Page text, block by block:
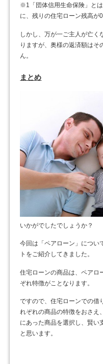
※1「団体信用生命保険」と
に、残りの住宅ローン残高が
しかし、万が一ご主人が亡く
りますが、奥様の返済額はそ
ん。
まとめ
いかがでしたでしょうか？
今回は「ペアローン」につい
トをご紹介してきました。
住宅ローンの商品は、ペアロ
ぞれ特徴がことなります。
ですので、住宅ローンでの借
れぞれの商品の特徴をおさえ
にあった商品を選択し、賢い
と思います。